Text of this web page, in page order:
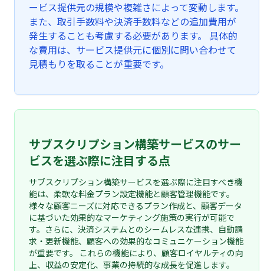
ービス提供元の規模や複雑さによって変動します。
また、取引手数料や決済手数料などの追加費用が
発生することも考慮する必要があります。 具体的
な費用は、サービス提供元に個別に問い合わせて
見積もりを取ることが重要です。
サブスクリプション構築サービスのサー
ビスを選ぶ際に注目する点
サブスクリプション構築サービスを選ぶ際に注目すべき機
能は、柔軟な料金プラン設定機能と顧客管理機能です。
様々な顧客ニーズに対応できるプラン作成と、顧客データ
に基づいた効果的なマーケティング施策の実行が可能で
す。さらに、決済システムとのシームレスな連携、自動請
求・更新機能、顧客への効果的なコミュニケーション機能
が重要です。 これらの機能により、顧客ロイヤルティの向
上、収益の安定化、事業の持続的な成長を促進します。